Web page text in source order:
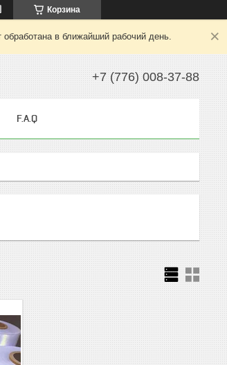
Корзина
в ближайший рабочий день.
+7 (776) 008-37-88
F.A.Q